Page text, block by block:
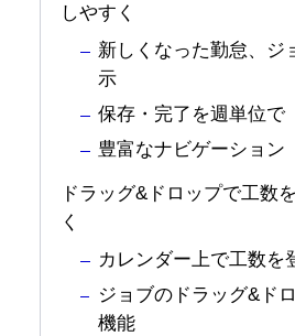
しやすく
新しくなった勤怠、ジ
示
保存・完了を週単位で
豊富なナビゲーション
ドラッグ&ドロップで工数
く
カレンダー上で工数を
ジョブのドラッグ&ド
機能